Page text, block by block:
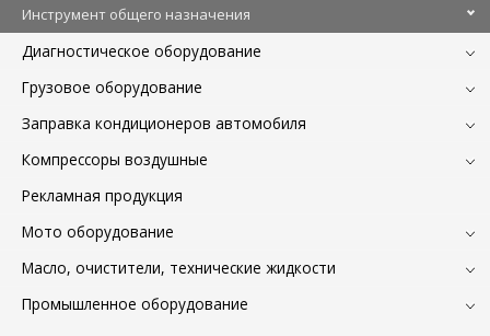
Инструмент общего назначения
Диагностическое оборудование
Грузовое оборудование
Заправка кондиционеров автомобиля
Компрессоры воздушные
Рекламная продукция
Мото оборудование
Масло, очистители, технические жидкости
Промышленное оборудование